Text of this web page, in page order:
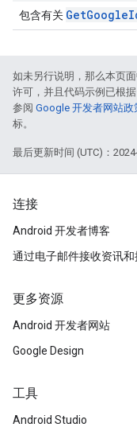
包含有关
如未另行说明，那么本页
许可，并且代码示例已根据
参阅 Google 开发者网站政
标。
最后更新时间 (UTC)：2024-
连接
Android 开发者博客
通过电子邮件接收资讯和
更多资源
Android 开发者网站
Google Design
工具
Android Studio